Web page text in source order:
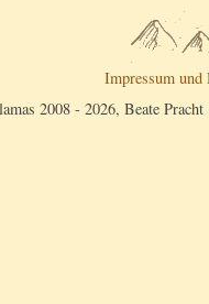
Impressum und
2008 - 2026, Beate Pracht